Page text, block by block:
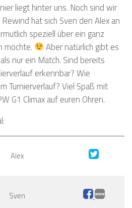
liegt hinter uns. Noch sind wir
hat sich Sven den Alex an
speziell über ein ganz
möchte.
Aber natürlich gibt es
nur ein Match. Sind bereits
erkennbar? Wie
Turnierverlauf? Viel Spaß mit
G1 Climax auf euren Ohren.
Alex
Sven